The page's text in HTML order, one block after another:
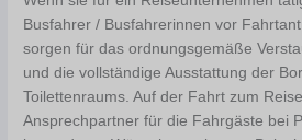
Busfahrer / Busfahrerinnen vor
sorgen für das ordnungsgemäße
und die vollständige Ausstattung der
Toilettenraums. Auf der Fahrt zum
Ansprechpartner für die Fahrgäste bei